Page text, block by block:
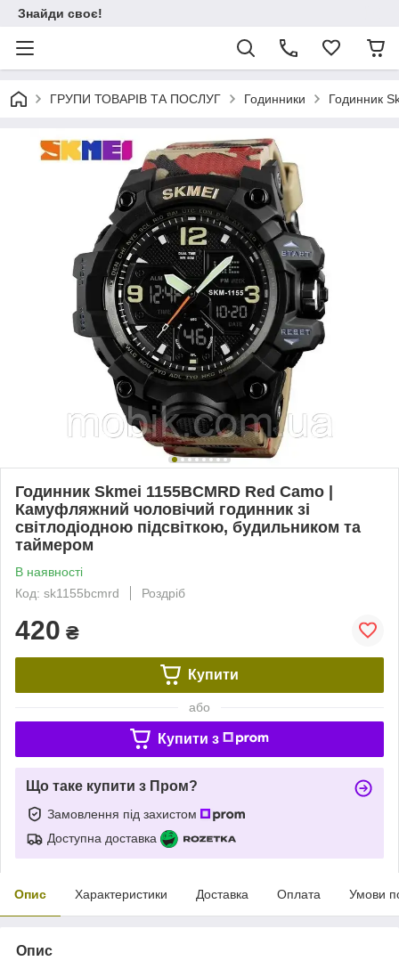
Знайди своє!
ГРУПИ ТОВАРІВ ТА ПОСЛУГ Годинники Годинник
Годинник Skmei 1155BCMRD Red Camo |
Камуфляжний чоловічий годинник зі
світлодіодною підсвіткою, будильником та
таймером
В наявності
Код: sk1155bcmrd
Роздріб
420 ₴
Купити
або
Купити з
Що таке купити з Пром?
Замовлення під захистом
Доступна доставка
Опис Характеристики Доставка Оплата Умови
Опис